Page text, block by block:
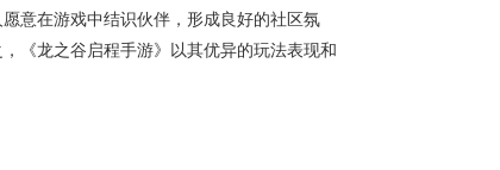
意在游戏中结识伙伴，形成良好的社区氛
《龙之谷启程手游》以其优异的玩法表现和